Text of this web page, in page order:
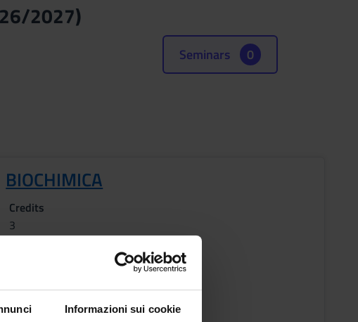
Informazioni sui cookie
2027)
Seminars 0
BIOCHIMICA
Credits
3
1 SEMESTRE PROFESSIONI SANITARIE
Sofia Giovanna Mariotto